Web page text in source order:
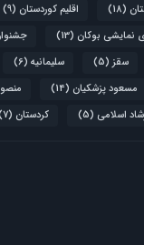
(18) اقلیم کوردستان (9)
نمایشی بوکان (13)
سقز (5) سلیمانیه (6)
مسعود پزشکیان (14)
اسلامی (5) کردستان (7)